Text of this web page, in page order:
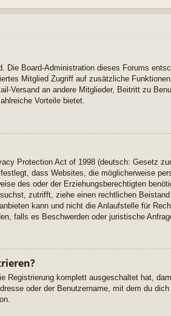
Die Board-Administration dieses Forums
Mitglied Zugriff auf zusätzliche
Versand an andere Mitglieder, Beitritt zu
Vorteile bietet.
Protection Act of 1998 (deutsch: Gesetz
dass Websites, die möglicherweise
des oder der Erziehungsberechtigten
zutrifft, ziehe einen rechtlichen
kann und nicht die Anlaufstelle für
falls es Beschwerden oder juristische
Registrierung komplett ausgeschaltet hat,
oder der Benutzername, mit dem du